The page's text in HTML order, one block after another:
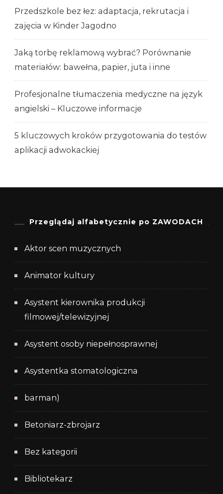
Przedszkole bez łez: adaptacja, rekrutacja i
zajęcia w Kinder Jagodno
Jaką torbę reklamową wybrać? Porównanie
materiałów: bawełna, papier, juta i inne
Profesjonalne tłumaczenia medyczne na język
angielski – Kluczowe informacje
5 kluczowych kroków przygotowania do testów
aplikacji adwokackiej
Przeglądaj alfabetycznie po ZAWODACH
Aktor scen muzycznych
Animator kultury
Asystent kierownika produkcji
filmowej/telewizyjnej
Asystent osoby niepełnosprawnej
Asystentka stomatologiczna
barman)
Betoniarz-zbrojarz
Bez kategorii
Bibliotekarz